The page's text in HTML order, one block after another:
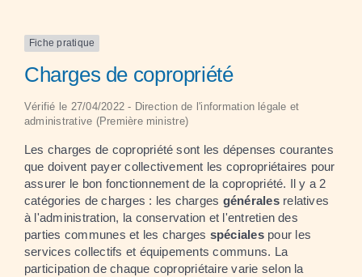
Fiche pratique
Charges de copropriété
Vérifié le 27/04/2022 - Direction de l'information légale et
administrative (Première ministre)
Les charges de copropriété sont les dépenses courantes
que doivent payer collectivement les copropriétaires pour
assurer le bon fonctionnement de la copropriété. Il y a 2
catégories de charges : les charges généralesrelatives
à l'administration, la conservation et l'entretien des
parties communes et les charges spécialespour les
services collectifs et équipements communs. La
participation de chaque copropriétaire varie selon la